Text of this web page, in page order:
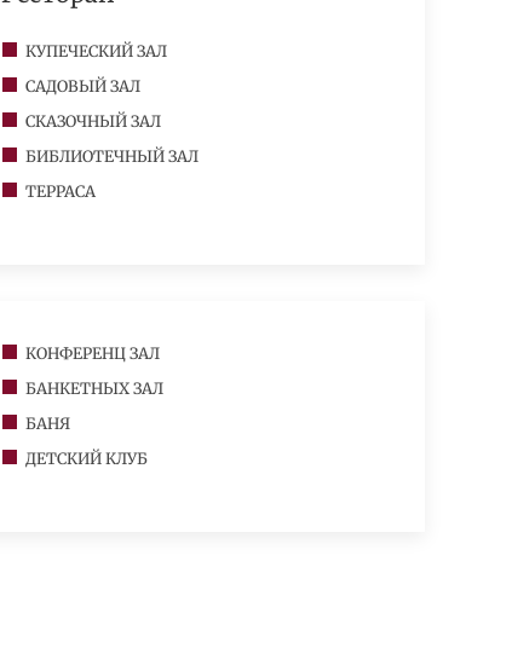
КУПЕЧЕСКИЙ ЗАЛ
САДОВЫЙ ЗАЛ
СКАЗОЧНЫЙ ЗАЛ
БИБЛИОТЕЧНЫЙ ЗАЛ
ТЕРРАСА
КОНФЕРЕНЦ ЗАЛ
БАНКЕТНЫХ ЗАЛ
БАНЯ
ДЕТСКИЙ КЛУБ